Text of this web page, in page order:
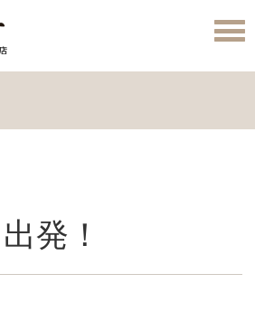
出発！